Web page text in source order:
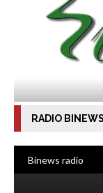
RADIO BINEWS